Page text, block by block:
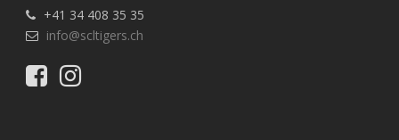
+41 34 408 35 35
info@scltigers.ch